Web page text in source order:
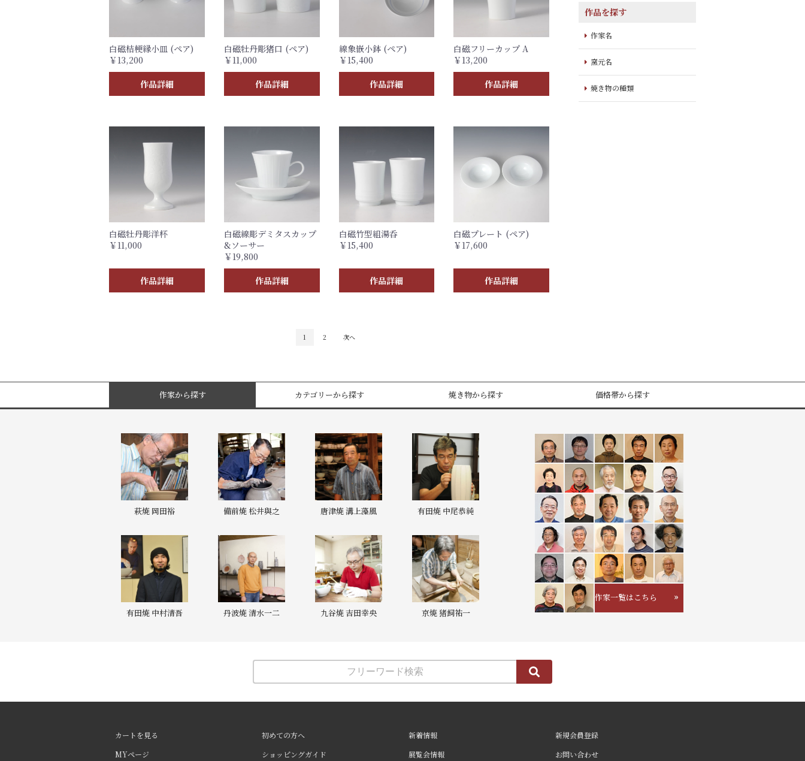
白磁桔梗縁小皿 (ペア)
￥13,200
作品詳細
白磁牡丹彫猪口 (ペア)
￥11,000
作品詳細
線象嵌小鉢 (ペア)
￥15,400
作品詳細
白磁フリーカップ A
￥13,200
作品詳細
白磁牡丹彫洋杯
￥11,000
作品詳細
白磁線彫デミタスカップ
&ソーサー
￥19,800
作品詳細
白磁竹型組湯呑
￥15,400
作品詳細
白磁プレート (ペア)
￥17,600
作品詳細
1 2 次へ
作品を探す
作家名
窯元名
焼き物の種類
作家から探す カテゴリーから探す 焼き物から探す 価格帯から探す
萩焼 岡田裕 備前焼 松井與之 唐津焼 溝上藻風 有田焼 中尾恭純
有田焼 中村清吾 丹波焼 清水一二 九谷焼 吉田幸央 京焼 猪飼祐一
作家一覧はこちら
カートを見る
MYページ
初めての方へ
ショッピングガイド
新着情報
展覧会情報
新規会員登録
お問い合わせ